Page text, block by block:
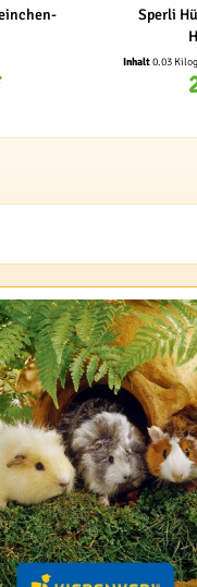
Sperli
Inhalt0.03